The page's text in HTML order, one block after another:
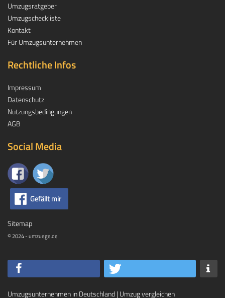
Umzugsratgeber
Umzugscheckliste
Kontakt
Für Umzugsunternehmen
Rechtliche Infos
Impressum
Datenschutz
Nutzungsbedingungen
AGB
Social Media
Gefällt mir
Sitemap
© 2024 - umzuege.de
Umzugsunternehmen in Deutschland| Umzug vergleichen